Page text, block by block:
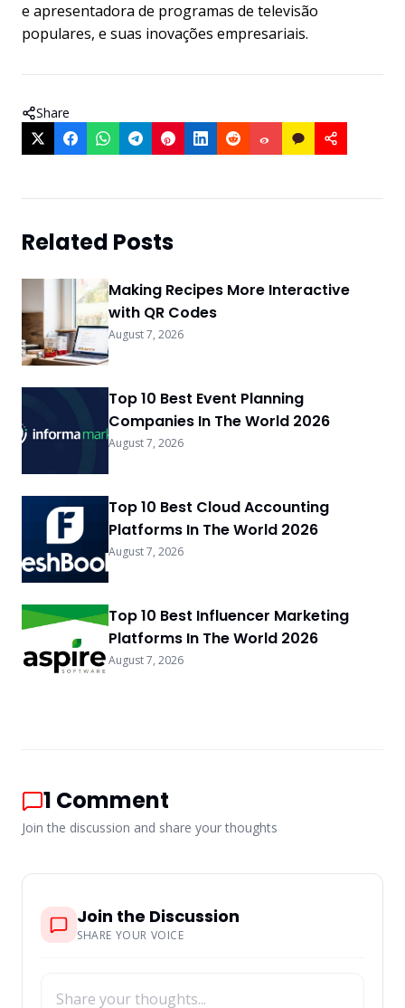
e apresentadora de programas de televisão
populares, e suas inovações empresariais.
Share
Related Posts
Making Recipes More Interactive
with QR Codes
August 7, 2026
Top 10 Best Event Planning
Companies In The World 2026
August 7, 2026
Top 10 Best Cloud Accounting
Platforms In The World 2026
August 7, 2026
Top 10 Best Influencer Marketing
Platforms In The World 2026
August 7, 2026
1 Comment
Join the discussion and share your thoughts
Join the Discussion
SHARE YOUR VOICE